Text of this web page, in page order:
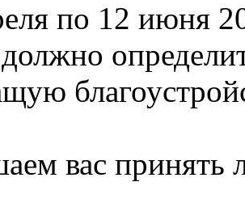
по 12 июня
должно
вас принять